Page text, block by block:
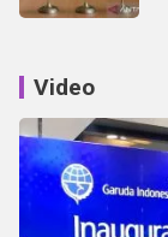
Video